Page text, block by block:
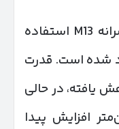
پراید وانت GX همچنان از پیشرانه M13 استفاده
شده است. قدرت
بخار کاهش یافته، در حالی
۱۰۹ به ۱۱۲ نیوتن‌متر افزایش پیدا